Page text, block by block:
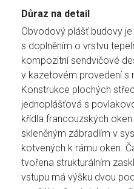
Důraz na detail
Obvodový plášť budovy
s doplněním o vrstvu
kompozitní sendvičové
v kazetovém provedení s
Konstrukce plochých
jednoplášťová s
křídla francouzských
skleněným zábradlím v
kotvených k rámu oken.
tvořena strukturálním
vstupu má výšku dvou